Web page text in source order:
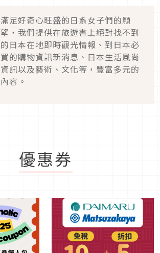
滿足好奇心旺盛的日系女子們的願
望，我們提供在旅遊書上絕對找不到
的日本在地即時觀光情報、到日本必
買的購物資訊新消息、日本生活風尚
資訊以及藝術、文化等，豐富多元的
內容。
優惠券